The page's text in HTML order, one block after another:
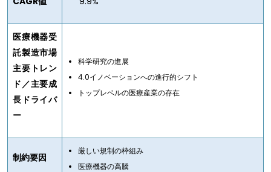
医療機器受
託製造市場
主要トレン
ド／主要成
長ドライバ
ー
科学研究の進展
4.0イノベーションへの進行的シフト
トップレベルの医療産業の存在
制約要因
厳しい規制の枠組み
医療機器の高騰